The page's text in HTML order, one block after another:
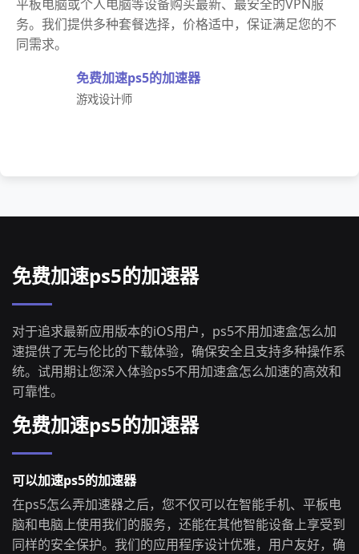
平板电脑或个人电脑等设备购买最新、最安全的VPN服
务。我们提供多种套餐选择，价格适中，保证满足您的不
同需求。
免费加速ps5的加速器
游戏设计师
免费加速ps5的加速器
对于追求最新应用版本的iOS用户，ps5不用加速盒怎么加
速提供了无与伦比的下载体验，确保安全且支持多种操作系
统。试用期让您深入体验ps5不用加速盒怎么加速的高效和
可靠性。
免费加速ps5的加速器
可以加速ps5的加速器
在ps5怎么弄加速器之后，您不仅可以在智能手机、平板电
脑和电脑上使用我们的服务，还能在其他智能设备上享受到
同样的安全保护。我们的应用程序设计优雅，用户友好，确